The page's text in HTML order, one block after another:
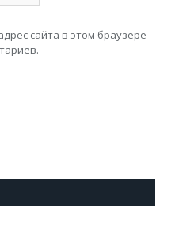
сайта в этом браузере